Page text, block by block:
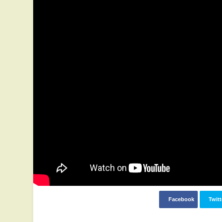
Facebook